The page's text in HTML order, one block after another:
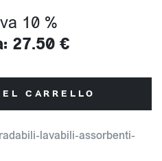
10 %
27.50 €
CARRELLO
lavabili-assorbenti-